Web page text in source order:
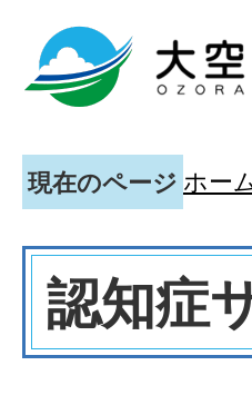
現在のページ ホー
認知症